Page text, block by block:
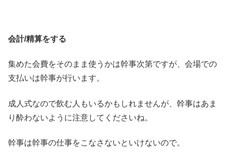
会計/精算をする
集めた会費をそのまま使うかは幹事次第ですが、会場での
支払いは幹事が行います。
成人式なので飲む人もいるかもしれませんが、幹事はあま
り酔わないように注意してくださいね。
幹事は幹事の仕事をこなさないといけないので。